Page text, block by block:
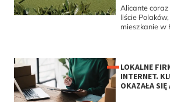
Alicante
liście
mieszkanie w
LOKALNE
INTERNET.
OKAZAŁA